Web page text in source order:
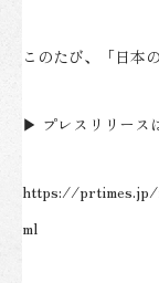
このたび、「日本
▶ プレスリリース
https://
ml